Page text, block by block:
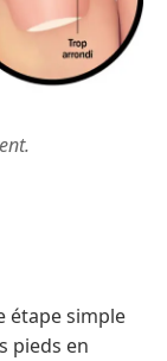
étape simple
pieds en